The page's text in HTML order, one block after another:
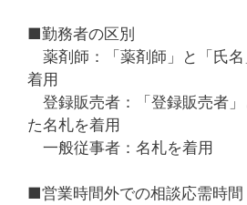
■勤務者の区別
薬剤師：「薬剤師」と「氏
着用
登録販売者：「登録販売者」
た名札を着用
一般従事者：名札を着用
■営業時間外での相談応需時間